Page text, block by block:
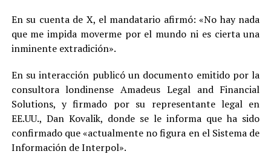
En su cuenta de X, el mandatario afirmó: «No hay nada
que me impida moverme por el mundo ni es cierta una
inminente extradición».
En su interacción publicó un documento emitido por la
consultora londinense Amadeus Legal and Financial
Solutions, y firmado por su representante legal en
EE.UU., Dan Kovalik, donde se le informa que ha sido
confirmado que «actualmente no figura en el Sistema de
Información de Interpol».